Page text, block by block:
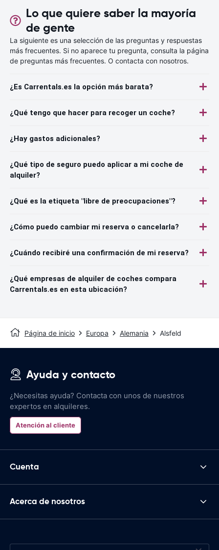
Lo que quiere saber la mayoría
de gente
La siguiente es una selección de las preguntas y respuestas
más frecuentes. Si no aparece tu pregunta, consulta la página
de preguntas más frecuentes. O contacta con nosotros.
¿Es Carrentals.es la opción más barata?
¿Qué tengo que hacer para recoger un coche?
¿Hay gastos adicionales?
¿Qué tipo de seguro puedo aplicar a mi coche de
alquiler?
¿Qué es la etiqueta "libre de preocupaciones"?
¿Cómo puedo cambiar mi reserva o cancelarla?
¿Cuándo recibiré una confirmación de mi reserva?
¿Qué empresas de alquiler de coches compara
Carrentals.es en esta ubicación?
Página de inicio Europa Alemania Alsfeld
Ayuda y contacto
¿Necesitas ayuda? Contacta con unos de nuestros
expertos en alquileres.
Atención al cliente
Cuenta
Acerca de nosotros